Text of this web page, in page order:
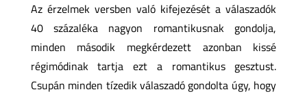
Az érzelmek versben való kifejezését a válaszadók
40 százaléka nagyon romantikusnak gondolja,
minden második megkérdezett azonban kissé
régimódinak tartja ezt a romantikus gesztust.
Csupán minden tízedik válaszadó gondolta úgy, hogy